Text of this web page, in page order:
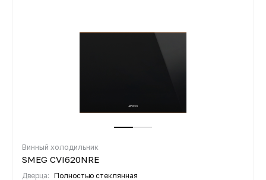
Винный холодильник
SMEG CVI620NRE
Дверца: Полностью стеклянная